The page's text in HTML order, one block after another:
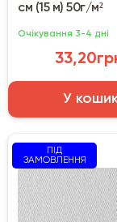
см (15 м) 50г/м²
Очікування 3-4 дні
У
ПІД
ЗАМОВЛЕННЯ